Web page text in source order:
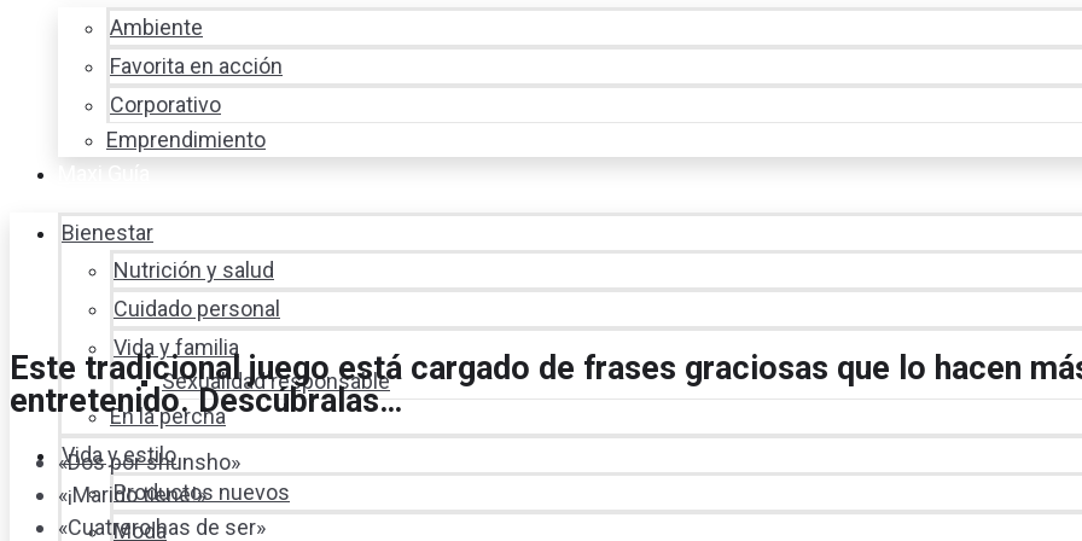
Ambiente
Favorita en acción
Corporativo
Emprendimiento
Bienestar
Nutrición y salud
Cuidado personal
Vida y familia
Sexualidad responsable
En la percha
Vida y estilo
Productos nuevos
Moda
Este tradicional juego está cargado de frases graciosas que lo hacen
entretenido. Descúbralas…
«Dos por shunsho»
«¡Marido tiene!»
«Cuatrero has de ser»